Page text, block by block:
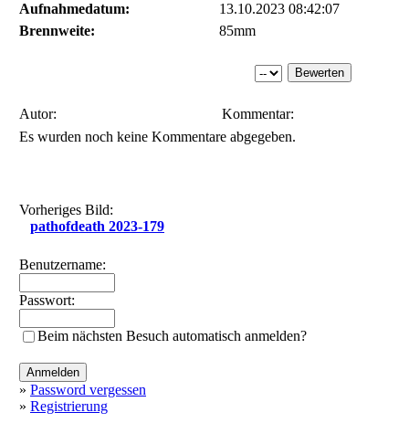
Aufnahmedatum:
13.10.2023 08:42:07
Brennweite:
85mm
Autor:
Kommentar:
Es wurden noch keine Kommentare abgegeben.
Vorheriges Bild:
pathofdeath 2023-179
Benutzername:
Passwort:
Beim nächsten Besuch automatisch anmelden?
» Password vergessen
» Registrierung